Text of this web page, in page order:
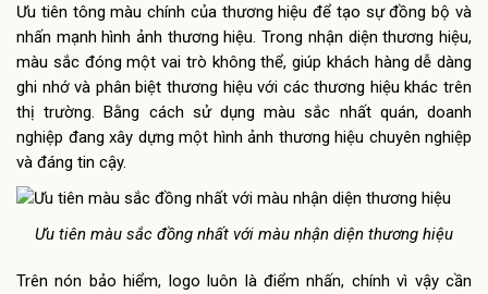
Ưu tiên tông màu chính của thương hiệu để tạo sự đồng bộ và
nhấn mạnh hình ảnh thương hiệu. Trong nhận diện thương hiệu,
màu sắc đóng một vai trò không thể, giúp khách hàng dễ dàng
ghi nhớ và phân biệt thương hiệu với các thương hiệu khác trên
thị trường. Bằng cách sử dụng màu sắc nhất quán, doanh
nghiệp đang xây dựng một hình ảnh thương hiệu chuyên nghiệp
và đáng tin cậy.
Ưu tiên màu sắc đồng nhất với màu nhận diện thương hiệu
Trên nón bảo hiểm, logo luôn là điểm nhấn, chính vì vậy cần